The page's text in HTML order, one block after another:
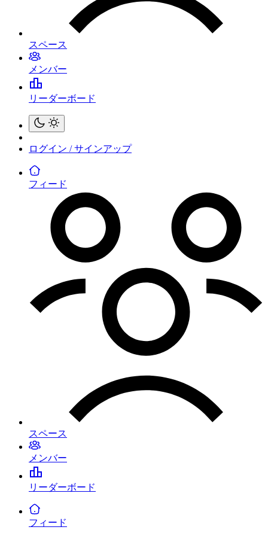
スペース
メンバー
リーダーボード
ログイン / サインアップ
フィード
スペース
メンバー
リーダーボード
フィード